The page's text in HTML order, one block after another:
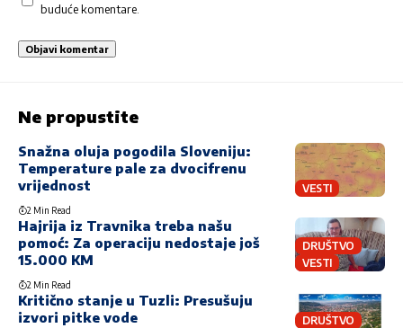
buduće komentare.
Ne propustite
VESTI
Snažna oluja pogodila Sloveniju:
Temperature pale za dvocifrenu
vrijednost
2 Min Read
DRUŠTVO
VESTI
Hajrija iz Travnika treba našu
pomoć: Za operaciju nedostaje još
15.000 KM
2 Min Read
DRUŠTVO
Kritično stanje u Tuzli: Presušuju
izvori pitke vode